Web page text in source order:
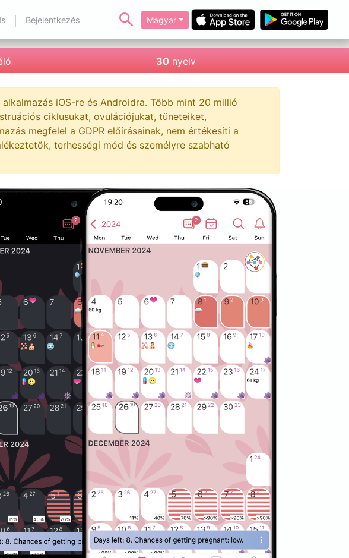
Bejelentkezés Magyar
30 nyelv
iOS-re és Androidra. Több mint 20 millió
ciklusukat, ovulációjukat, tüneteiket,
megfelel a GDPR előírásainak, nem értékesíti a
terhességi mód és személyre szabható